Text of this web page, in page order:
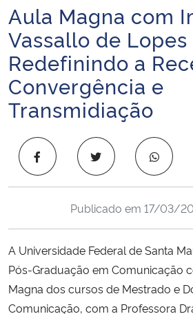
Ministério da Infraestrutura
Ministério da Agricultura, Pecuária e
Ministério da Educação
Ministério da Cidadania
Ministério da Saúde
Ministério de Minas e Energia
Ministério da Ciência, Tecnologia, Inovações e
Ministério do Meio Ambiente
Ministério do Turismo
Início do conteúdo
Aula Magna com
Vassallo de Lopes
Redefinindo a
Convergência e
Transmidiação
Publicado em 17/03/
A Universidade Federal de Santa
Pós-Graduação em Comunicação
Magna dos cursos de Mestrado e
Comunicação, com a Professora